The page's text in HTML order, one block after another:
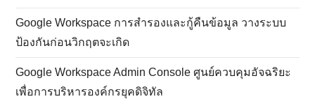
Google Workspace การสำรองและกู้คืนข้อมูล วางระบบ
ป้องกันก่อนวิกฤตจะเกิด
Google Workspace Admin Console ศูนย์ควบคุมอัจฉริยะ
เพื่อการบริหารองค์กรยุคดิจิทัล